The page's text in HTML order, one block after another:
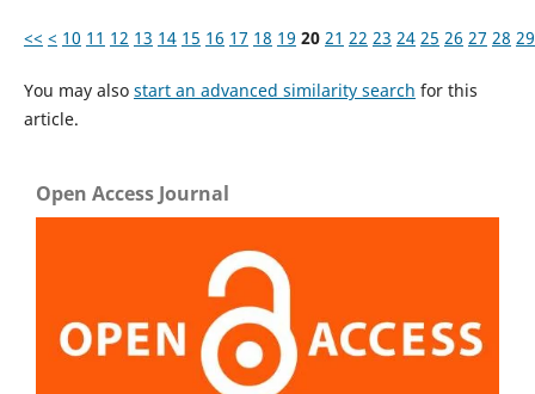
<< < 10 11 12 13 14 15 16 17 18 19 20 21 22 23 24 25 26 27 28 29
You may also start an advanced similarity search for this
article.
Open Access Journal